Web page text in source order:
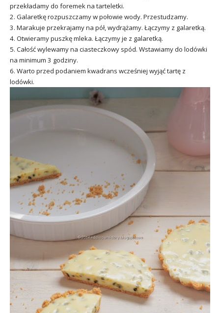
przekładamy do foremek na tarteletki.
2. Galaretkę rozpuszczamy w połowie wody. Przestudzamy.
3. Marakuje przekrajamy na pół, wydrążamy. Łączymy z galaretką.
4. Otwieramy puszkę mleka. Łączymy je z galaretką.
5. Całość wylewamy na ciasteczkowy spód. Wstawiamy do lodówki
na minimum 3 godziny.
6. Warto przed podaniem kwadrans wcześniej wyjąć tartę z
lodówki.